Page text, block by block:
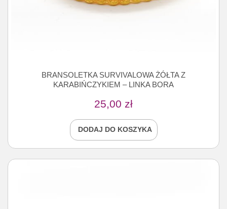
BRANSOLETKA SURVIVALOWA ŻÓŁTA Z
KARABIŃCZYKIEM – LINKA BORA
25,00 zł
DODAJ DO KOSZYKA